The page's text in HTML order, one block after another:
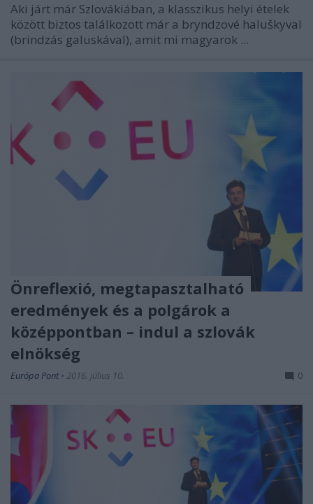
Aki járt már Szlovákiában, a klasszikus helyi ételek
között biztos találkozott már a bryndzové haluškyval
(brindzás galuskával), amit mi magyarok ...
Önreflexió, megtapasztalható
eredmények és a polgárok a
középpontban – indul a szlovák
elnökség
Európa Pont • 2016. július 10. 0